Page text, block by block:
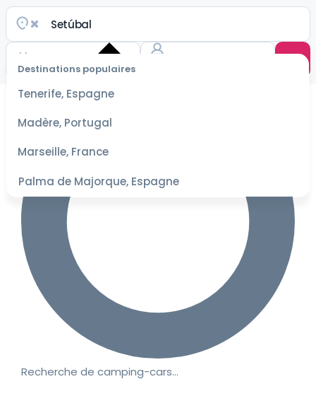
Destinations populaires
Tenerife, Espagne
Madère, Portugal
Marseille, France
Palma de Majorque, Espagne
Choisir
les
pour les
tarifs
Recherche de camping-cars…